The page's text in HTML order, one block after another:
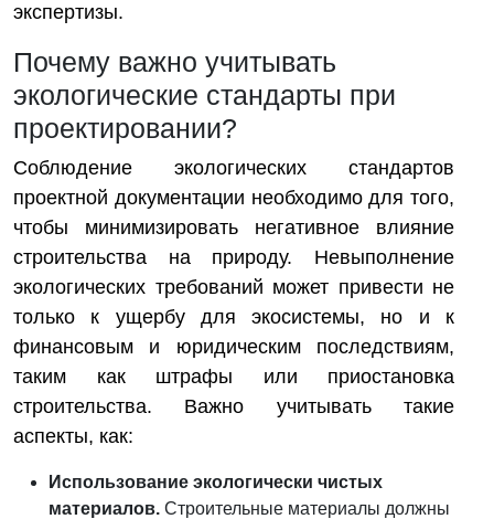
экспертизы.
Почему важно учитывать
экологические стандарты при
проектировании?
Соблюдение экологических стандартов
проектной документации необходимо для того,
чтобы минимизировать негативное влияние
строительства на природу. Невыполнение
экологических требований может привести не
только к ущербу для экосистемы, но и к
финансовым и юридическим последствиям,
таким как штрафы или приостановка
строительства. Важно учитывать такие
аспекты, как:
Использование экологически чистых
материалов. Строительные материалы должны